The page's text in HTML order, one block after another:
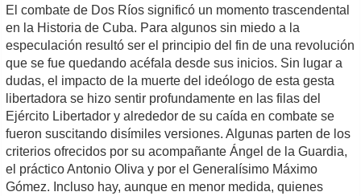
El combate de Dos Ríos significó un momento trascendental
en la Historia de Cuba. Para algunos sin miedo a la
especulación resultó ser el principio del fin de una revolución
que se fue quedando acéfala desde sus inicios. Sin lugar a
dudas, el impacto de la muerte del ideólogo de esta gesta
libertadora se hizo sentir profundamente en las filas del
Ejército Libertador y alrededor de su caída en combate se
fueron suscitando disímiles versiones. Algunas parten de los
criterios ofrecidos por su acompañante Ángel de la Guardia,
el práctico Antonio Oliva y por el Generalísimo Máximo
Gómez. Incluso hay, aunque en menor medida, quienes